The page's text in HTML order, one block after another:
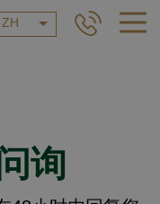
ZH
询